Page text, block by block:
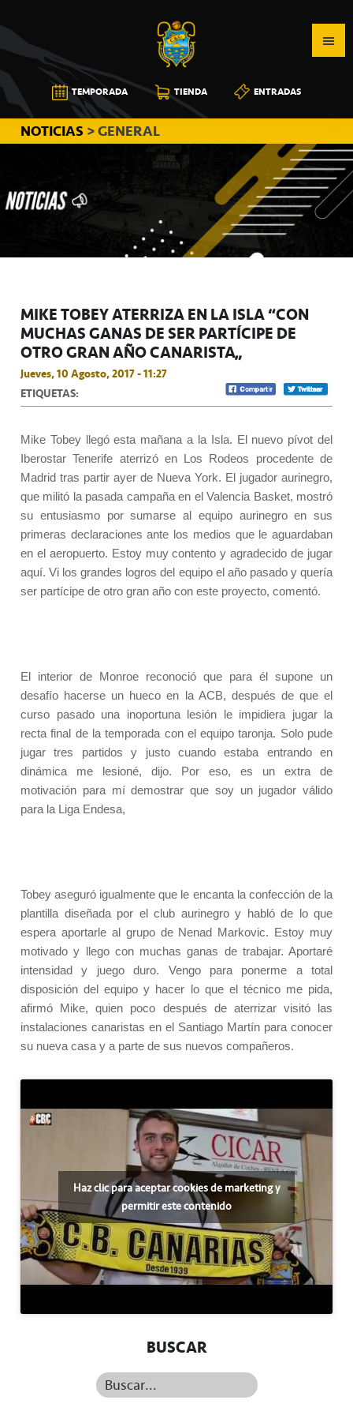
a
la
navegación
principal
al
contenido
principal
a
la
barra
lateral
principal
CB
CANARIAS
TEMPORADA TIENDA ENTRADAS
NOTICIAS > GENERAL
MIKE TOBEY ATERRIZA EN LA ISLA “CON
MUCHAS GANAS DE SER PARTÍCIPE DE
OTRO GRAN AÑO CANARISTA”
Jueves, 10 Agosto, 2017 - 11:27
ETIQUETAS:
Mike Tobey llegó esta mañana a la Isla. El nuevo pívot del
Iberostar Tenerife aterrizó en Los Rodeos procedente de
Madrid tras partir ayer de Nueva York. El jugador aurinegro,
que militó la pasada campaña en el Valencia Basket, mostró
su entusiasmo por sumarse al equipo aurinegro en sus
primeras declaraciones ante los medios que le aguardaban
en el aeropuerto. Estoy muy contento y agradecido de jugar
aquí. Vi los grandes logros del equipo el año pasado y quería
ser partícipe de otro gran año con este proyecto, comentó.
El interior de Monroe reconoció que para él supone un
desafío hacerse un hueco en la ACB, después de que el
curso pasado una inoportuna lesión le impidiera jugar la
recta final de la temporada con el equipo taronja. Solo pude
jugar tres partidos y justo cuando estaba entrando en
dinámica me lesioné, dijo. Por eso, es un extra de
motivación para mí demostrar que soy un jugador válido
para la Liga Endesa,
Tobey aseguró igualmente que le encanta la confección de la
plantilla diseñada por el club aurinegro y habló de lo que
espera aportarle al grupo de Nenad Markovic. Estoy muy
motivado y llego con muchas ganas de trabajar. Aportaré
intensidad y juego duro. Vengo para ponerme a total
disposición del equipo y hacer lo que el técnico me pida,
afirmó Mike, quien poco después de aterrizar visitó las
instalaciones canaristas en el Santiago Martín para conocer
su nueva casa y a parte de sus nuevos compañeros.
Haz clic para aceptar cookies de marketing y
permitir este contenido
BUSCAR
Buscar...